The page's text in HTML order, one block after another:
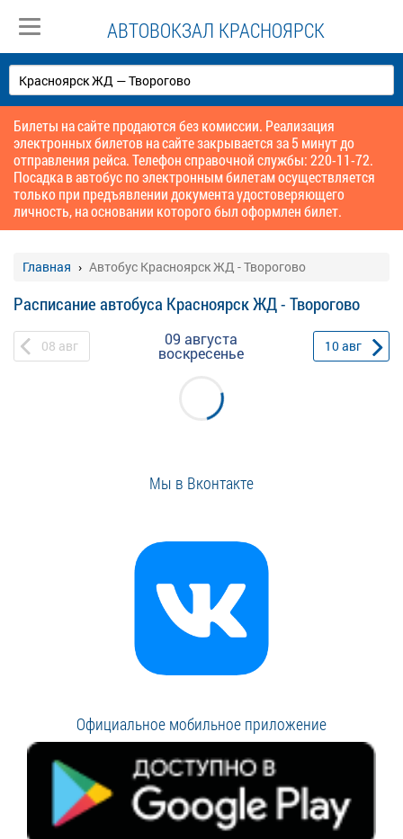
АВТОВОКЗАЛ КРАСНОЯРСК
Билеты на сайте продаются без комиссии. Реализация
электронных билетов на сайте закрывается за 5 минут до
отправления рейса. Телефон справочной службы: 220-11-72.
Посадка в автобус по электронным билетам осуществляется
только при предъявлении документа удостоверяющего
личность, на основании которого был оформлен билет.
Главная Автобус Красноярск ЖД - Творогово
Расписание автобуса Красноярск ЖД - Творогово
08 авг 09 августа
воскресенье 10авг
Мы в Вконтакте
Официальное мобильное приложение